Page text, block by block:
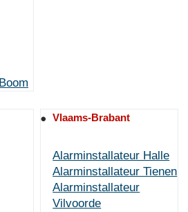
Vlaams-Brabant
Alarminstallateur Halle
Alarminstallateur Tienen
Alarminstallateur
Vilvoorde